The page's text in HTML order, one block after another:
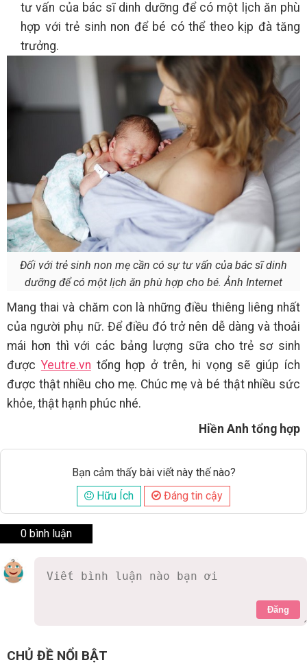
tư vấn của bác sĩ dinh dưỡng để có một lịch ăn phù
hợp với trẻ sinh non để bé có thể theo kịp đà tăng
trưởng.
Đối với trẻ sinh non mẹ cần có sự tư vấn của bác sĩ dinh
dưỡng để có một lịch ăn phù hợp cho bé. Ảnh Internet
Mang thai và chăm con là những điều thiêng liêng nhất
của người phụ nữ. Để điều đó trở nên dễ dàng và thoải
mái hơn thì với các bảng lượng sữa cho trẻ sơ sinh
được Yeutre.vn tổng hợp ở trên, hi vọng sẽ giúp ích
được thật nhiều cho mẹ. Chúc mẹ và bé thật nhiều sức
khỏe, thật hạnh phúc nhé.
Hiền Anh tổng hợp
Bạn cảm thấy bài viết này thế nào?
Hữu Ích
Đáng tin cậy
0 bình luận
Đăng
CHỦ ĐỀ NỔI BẬT